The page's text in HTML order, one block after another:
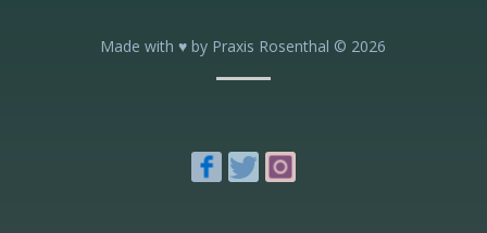
Made with ♥ by Praxis Rosenthal © 2026